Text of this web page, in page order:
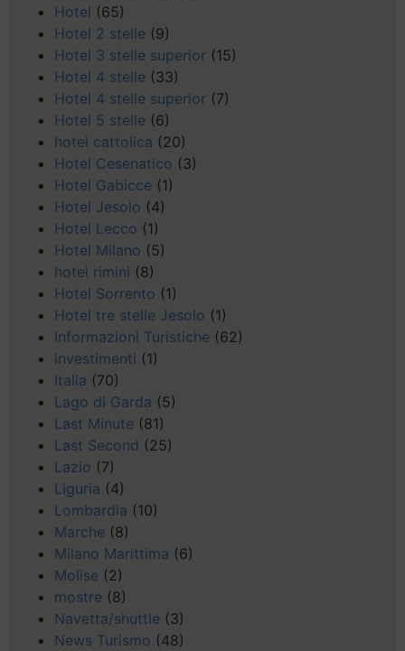
Hotel (65)
Hotel 2 stelle (9)
Hotel 3 stelle superior (15)
Hotel 4 stelle (33)
Hotel 4 stelle superior (7)
Hotel 5 stelle (6)
hotel cattolica (20)
Hotel Cesenatico (3)
Hotel Gabicce (1)
Hotel Jesolo (4)
Hotel Lecco (1)
Hotel Milano (5)
hotel rimini (8)
Hotel Sorrento (1)
Hotel tre stelle Jesolo (1)
Informazioni Turistiche (62)
investimenti (1)
Italia (70)
Lago di Garda (5)
Last Minute (81)
Last Second (25)
Lazio (7)
Liguria (4)
Lombardia (10)
Marche (8)
Milano Marittima (6)
Molise (2)
mostre (8)
Navetta/shuttle (3)
News Turismo (48)